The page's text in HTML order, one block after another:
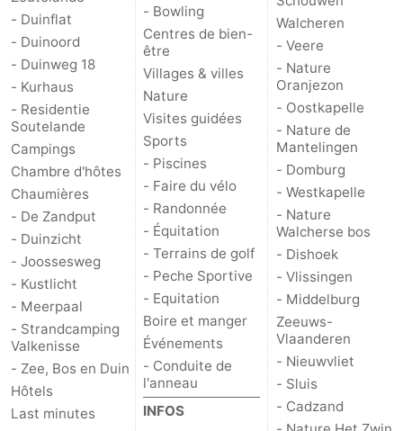
de
jeux
Aires
de
jeux
intérieures
-
Bowling
Centres
de
bien-
être
Villages
&
villes
Nature
Visites
guidées
Sports
-
Piscines
Faire
du
vélo
-
Randonnée
Équitation
-
- Duinflat
- Duinoord
- Duinweg 18
- Kurhaus
- Residentie
Soutelande
Campings
Chambre d'hôtes
Chaumières
- De Zandput
- Duinzicht
- Joossesweg
- Kustlicht
- Meerpaal
- Strandcamping
Valkenisse
- Zee, Bos en Duin
Hôtels
Last minutes
- Bowling
Centres de bien-
être
Villages & villes
Nature
Visites guidées
Sports
- Piscines
- Faire du vélo
- Randonnée
- Équitation
- Terrains de golf
- Peche Sportive
- Equitation
Boire et manger
Événements
- Conduite de
l'anneau
INFOS
Walcheren
- Veere
- Nature
Oranjezon
- Oostkapelle
- Nature de
Mantelingen
- Domburg
- Westkapelle
- Nature
Walcherse bos
- Dishoek
- Vlissingen
- Middelburg
Zeeuws-
Vlaanderen
- Nieuwvliet
- Sluis
- Cadzand